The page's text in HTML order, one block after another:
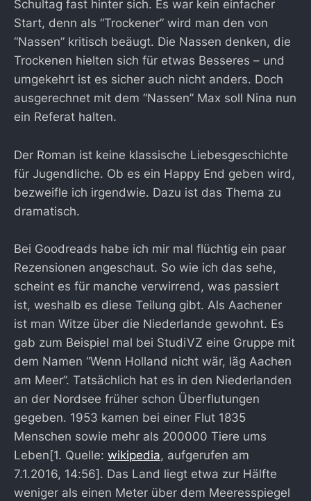
Schultag fast hinter sich. Es war kein einfacher
Start, denn als “Trockener” wird man den von
“Nassen” kritisch beäugt. Die Nassen denken, die
Trockenen hielten sich für etwas Besseres – und
umgekehrt ist es sicher auch nicht anders. Doch
ausgerechnet mit dem “Nassen” Max soll Nina nun
ein Referat halten.
Der Roman ist keine klassische Liebesgeschichte
für Jugendliche. Ob es ein Happy End geben wird,
bezweifle ich irgendwie. Dazu ist das Thema zu
dramatisch.
Bei Goodreads habe ich mir mal flüchtig ein paar
Rezensionen angeschaut. So wie ich das sehe,
scheint es für manche verwirrend, was passiert
ist, weshalb es diese Teilung gibt. Als Aachener
ist man Witze über die Niederlande gewohnt. Es
gab zum Beispiel mal bei StudiVZ eine Gruppe mit
dem Namen “Wenn Holland nicht wär, läg Aachen
am Meer”. Tatsächlich hat es in den Niederlanden
an der Nordsee früher schon Überflutungen
gegeben. 1953 kamen bei einer Flut 1835
Menschen sowie mehr als 200000 Tiere ums
Leben[1. Quelle: wikipedia, aufgerufen am
7.1.2016, 14:56]. Das Land liegt etwa zur Hälfte
weniger als einen Meter über dem Meeresspiegel